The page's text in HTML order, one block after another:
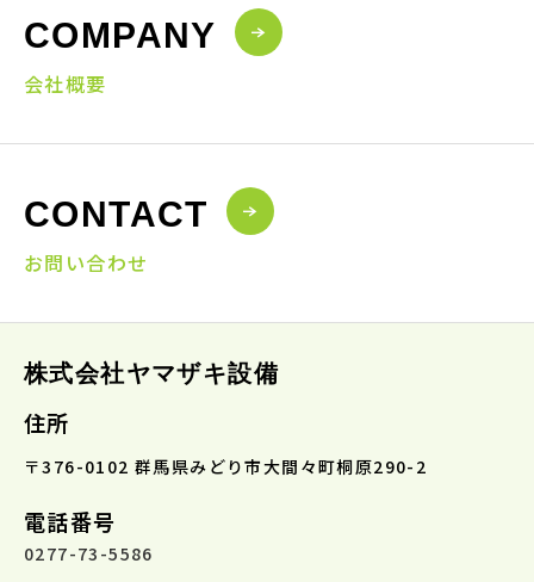
COMPANY
会社概要
CONTACT
お問い合わせ
株式会社ヤマザキ設備
住所
〒376-0102 群馬県みどり市大間々町桐原290-2
電話番号
0277-73-5586